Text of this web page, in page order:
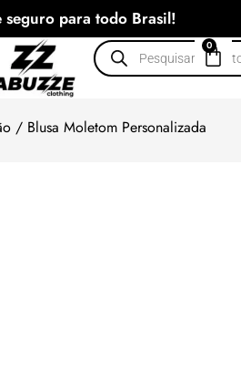
para todo Brasil!
0
/ Blusa Moletom Personalizada